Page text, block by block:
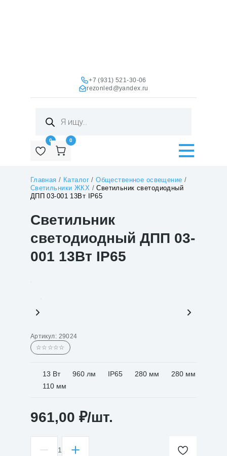
+7 (931) 521-30-06
rezonled@yandex.ru
товаров
0 0
Главная / Каталог/Общественное освещение /
Светильники ЖКХ /Светильник светодиодный
ДПП 03-001 13Вт IP65
Светильник
светодиодный ДПП 03-
001 13Вт IP65
Артикул: 29024
☆☆☆☆☆
13 Вт 960 лм IP65 280 мм
280 мм
110 мм
961,00 ₽/шт.
Количество
1